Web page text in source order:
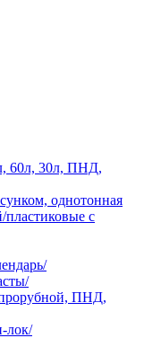
60л, 30л, ПНД,
однотонная
с
ПНД,
лок/